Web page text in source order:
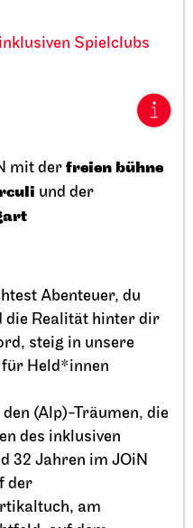
Spielclubs
mit der freien bühne
und der
Abenteuer, du
die Realität hinter dir
steig in unsere
für Held*innen
(Alp)-Träumen, die
des inklusiven
32 Jahren im JOiN
der
am
Schauspielhaus und